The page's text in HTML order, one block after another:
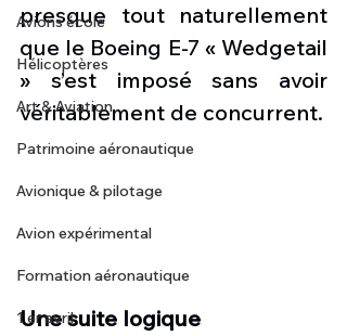
Avions école
Hélicoptères
Art & Aviation
Patrimoine aéronautique
Avionique & pilotage
Avion expérimental
Formation aéronautique
1 er avril
presque tout naturellement
que le Boeing E-7 « Wedgetail
» s’est imposé sans avoir
Une suite logique